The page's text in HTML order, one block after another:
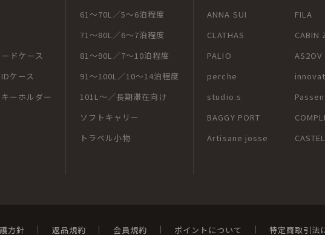
ドケース
ケース
ーホルダー
61～70L／5～6泊程度
71～80L／6～7泊程度
81～90L／7～10泊程度
91～100L／10～14泊程度
101L～／長期滞在向け
ソフトキャリー
トラベル小物
ANNA SUI
FILA
CLATHAS
CABIN
PALIO
AS2OV
perche
studio.s
BAGGY PORT
Artisane josse
方針 返品規約 会員規約 ポイントについて 特定商取引法